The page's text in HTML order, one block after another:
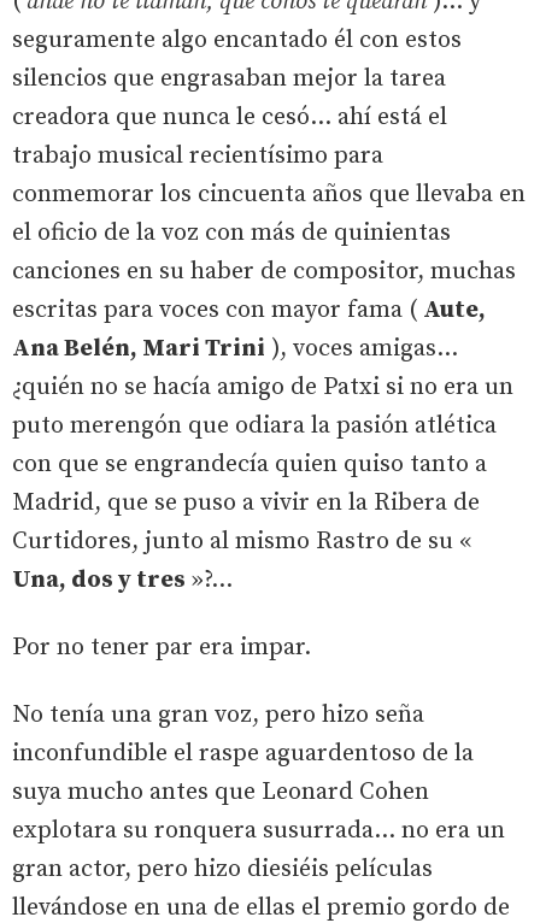
seguramente algo encantado él con estos
silencios que engrasaban mejor la tarea
creadora que nunca le cesó... ahí está el
trabajo musical recientísimo para
conmemorar los cincuenta años que llevaba en
el oficio de la voz con más de quinientas
canciones en su haber de compositor, muchas
escritas para voces con mayor fama ( Aute,
Ana Belén, Mari Trini ), voces amigas...
¿quién no se hacía amigo de Patxi si no era un
puto merengón que odiara la pasión atlética
con que se engrandecía quien quiso tanto a
Madrid, que se puso a vivir en la Ribera de
Curtidores, junto al mismo Rastro de su «
Una, dos y tres »?...
Por no tener par era impar.
No tenía una gran voz, pero hizo seña
inconfundible el raspe aguardentoso de la
suya mucho antes que Leonard Cohen
explotara su ronquera susurrada... no era un
gran actor, pero hizo diesiéis películas
llevándose en una de ellas el premio gordo de